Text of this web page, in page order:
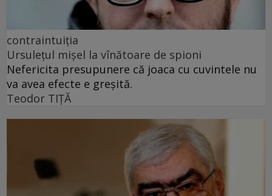
contraintuiția
Ursulețul mișel la vînătoare de spioni
Nefericita presupunere că joaca cu cuvintele nu
va avea efecte e greșită.
Teodor TIŢĂ